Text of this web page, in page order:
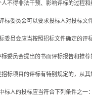
不得非法干预、影响评标的过程和
标委员会可以要求投标人对投标文
委员会应当按照招标文件确定的评
委员会提出的书面评标报告和推
招标项目的评标有特别规定的，从其
标人的投标应当符合下列条件之一：